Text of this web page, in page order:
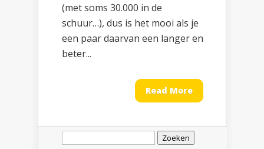
(met soms 30.000 in de
schuur…), dus is het mooi als je
een paar daarvan een langer en
beter...
Read More
Zoeken